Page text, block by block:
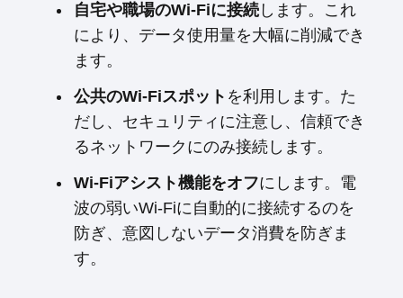
自宅や職場のWi-Fiに接続 します。これ
により、データ使用量を大幅に削減でき
ます。
公共のWi-Fiスポット を利用します。た
だし、セキュリティに注意し、信頼でき
るネットワークにのみ接続します。
Wi-Fiアシスト機能をオフにします。電
波の弱いWi-Fiに自動的に接続するのを
防ぎ、意図しないデータ消費を防ぎま
す。